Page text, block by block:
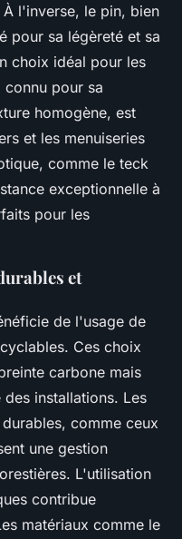
l'inverse, le pin, bien
pour sa légèreté et sa
choix idéal pour les
pour sa
homogène, est
et les menuiseries
comme le teck
exceptionnelle à
pour les
et
de l'usage de
Ces choix
carbone mais
installations. Les
comme ceux
une gestion
L'utilisation
contribue
matériaux comme le